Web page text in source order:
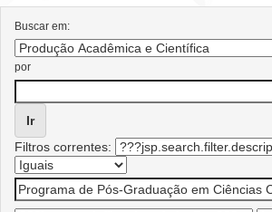
Buscar em:
por
Filtros correntes: